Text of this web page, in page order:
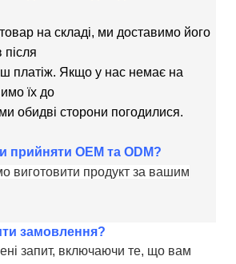
на складі, ми доставимо його
після
платіж. Якщо у нас немає на
їх до
обидві сторони погодилися.
прийняти OEM та ODM?
виготовити продукт за вашим
замовлення?
запит, включаючи те, що вам